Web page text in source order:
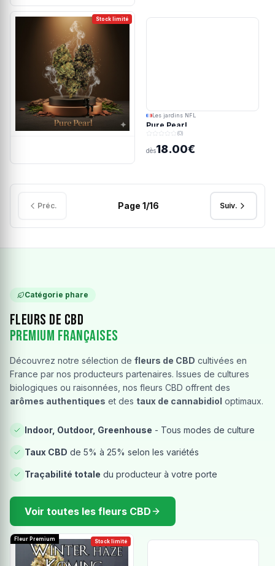
Stock limité
Les jardins NFL
Pure Pearl
(0)
dès18.00€
Préc. Page 1/16 Suiv.
Catégorie phare
Fleurs de CBD
Premium Françaises
Découvrez notre sélection de fleurs de CBD cultivées en
France par nos producteurs partenaires. Issues de cultures
biologiques ou raisonnées, nos fleurs CBD offrent des
arômes authentiques et des taux de cannabidiol optimaux.
Indoor, Outdoor, Greenhouse - Tous modes de culture
Taux CBD de 5% à 25% selon les variétés
Traçabilité totale du producteur à votre porte
Voir toutes les fleurs CBD
Stock limité
Fleur Premium